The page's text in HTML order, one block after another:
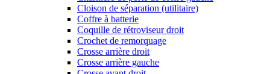
Cloison de séparation (utilitaire)
Coffre à batterie
Coquille de rétroviseur droit
Crochet de remorquage
Crosse arrière droit
Crosse arrière gauche